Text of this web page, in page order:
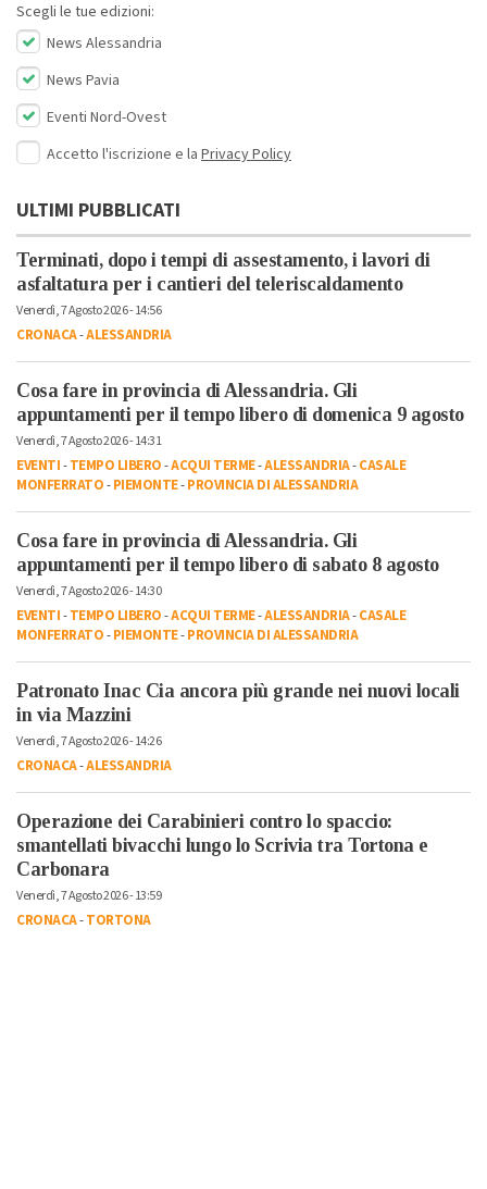
Scegli le tue edizioni:
News Alessandria
News Pavia
Eventi Nord-Ovest
Accetto l'iscrizione e la Privacy Policy
ULTIMI PUBBLICATI
Terminati, dopo i tempi di assestamento, i lavori di
asfaltatura per i cantieri del teleriscaldamento
Venerdì, 7 Agosto 2026 - 14:56
CRONACA-ALESSANDRIA
Cosa fare in provincia di Alessandria. Gli
appuntamenti per il tempo libero di domenica 9 agosto
Venerdì, 7 Agosto 2026 - 14:31
EVENTI-TEMPO LIBERO-ACQUI TERME-ALESSANDRIA-CASALE
MONFERRATO-PIEMONTE-PROVINCIA DI ALESSANDRIA
Cosa fare in provincia di Alessandria. Gli
appuntamenti per il tempo libero di sabato 8 agosto
Venerdì, 7 Agosto 2026 - 14:30
EVENTI-TEMPO LIBERO-ACQUI TERME-ALESSANDRIA-CASALE
MONFERRATO-PIEMONTE-PROVINCIA DI ALESSANDRIA
Patronato Inac Cia ancora più grande nei nuovi locali
in via Mazzini
Venerdì, 7 Agosto 2026 - 14:26
CRONACA-ALESSANDRIA
Operazione dei Carabinieri contro lo spaccio:
smantellati bivacchi lungo lo Scrivia tra Tortona e
Carbonara
Venerdì, 7 Agosto 2026 - 13:59
CRONACA-TORTONA